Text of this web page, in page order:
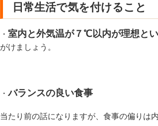
日常生活で気を付けること
・ 室内と外気温が７℃以内が理想と
がけましょう。
・バランスの良い食事
当たり前の話になりますが、食事の偏りは